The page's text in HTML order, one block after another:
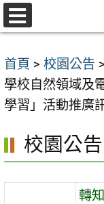
跳
至
要
內
容
首頁 > 校園公告 >
學校自然領域及
學習」活動推廣
校園公告
轉
選
單